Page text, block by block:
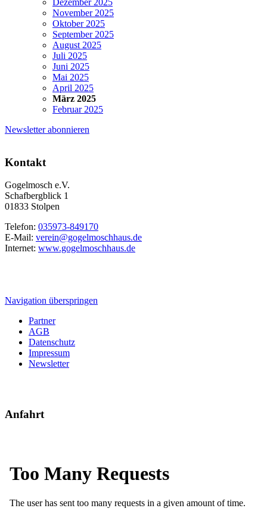
November 2025
Oktober 2025
September 2025
August 2025
Juli 2025
Juni 2025
Mai 2025
April 2025
März 2025
Februar 2025
Newsletter abonnieren
Kontakt
Gogelmosch e.V.
Schafbergblick 1
01833 Stolpen
Telefon: 035973-849170
E-Mail: verein@gogelmoschhaus.de
Internet: www.gogelmoschhaus.de
Navigation überspringen
Partner
AGB
Datenschutz
Impressum
Newsletter
Anfahrt